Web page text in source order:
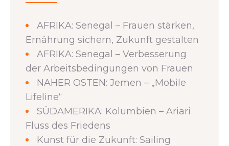
AFRIKA: Senegal – Frauen stärken,
Ernährung sichern, Zukunft gestalten
AFRIKA: Senegal – Verbesserung
der Arbeitsbedingungen von Frauen
NAHER OSTEN: Jemen – „Mobile
Lifeline“
SÜDAMERIKA: Kolumbien – Ariari
Fluss des Friedens
Kunst für die Zukunft: Sailing